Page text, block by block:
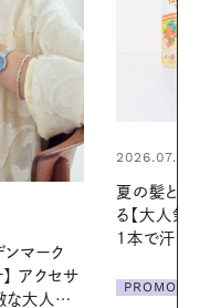
プー】 この
2026.06.01
暑い夏のナイ
える夜の爽